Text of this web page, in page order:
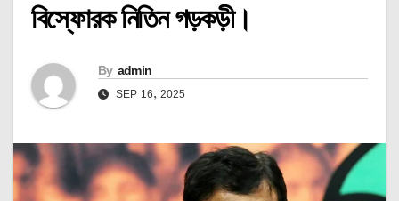
বিস্ফোরক নিতিন গড়কড়ী।
By admin
SEP 16, 2025